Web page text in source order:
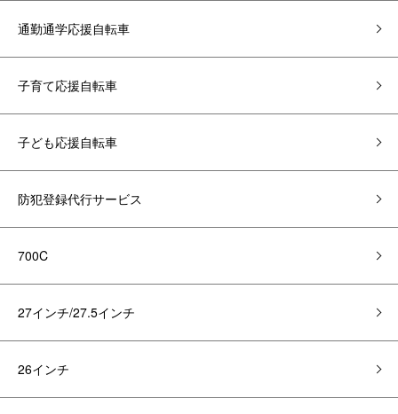
通勤通学応援自転車
子育て応援自転車
子ども応援自転車
防犯登録代行サービス
700C
27インチ/27.5インチ
26インチ